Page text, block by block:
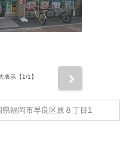
表示【1/1】
県福岡市早良区原８丁目1